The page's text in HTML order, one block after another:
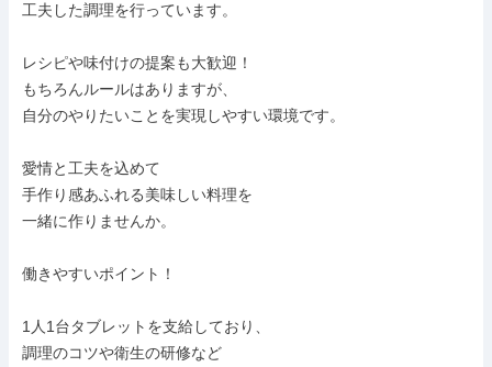
工夫した調理を行っています。
レシピや味付けの提案も大歓迎！
もちろんルールはありますが、
自分のやりたいことを実現しやすい環境です。
愛情と工夫を込めて
手作り感あふれる美味しい料理を
一緒に作りませんか。
働きやすいポイント！
1人1台タブレットを支給しており、
調理のコツや衛生の研修など